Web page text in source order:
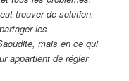
trouver de solution.
les
mais en ce qui
appartient de régler